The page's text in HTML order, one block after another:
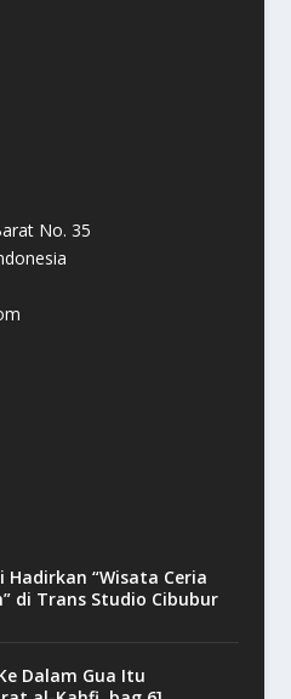
No. 35
Hadirkan “Wisata Ceria
di Trans Studio Cibubur
Dalam Gua Itu